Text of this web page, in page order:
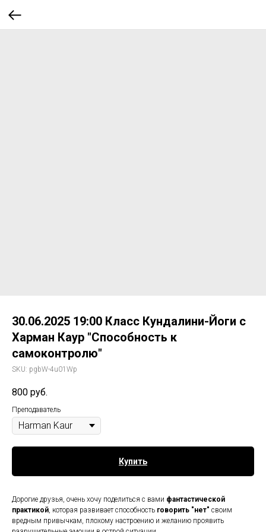
30.06.2025 19:00 Класс Кундалини-Йоги с
Харман Каур "Способность к
самоконтролю"
SKU: pgbW-4u01Wp
800 руб.
Преподаватель
Купить
Дорогие друзья, очень хочу поделиться с вами фантастической
практикой, которая развивает способность говорить "нет" своим
вредным привычкам, плохому настроению и желанию проявить